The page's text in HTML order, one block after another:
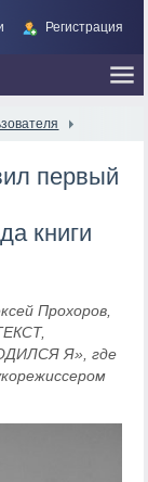
Регистрация
первый
книги
Прохоров,
Я», где